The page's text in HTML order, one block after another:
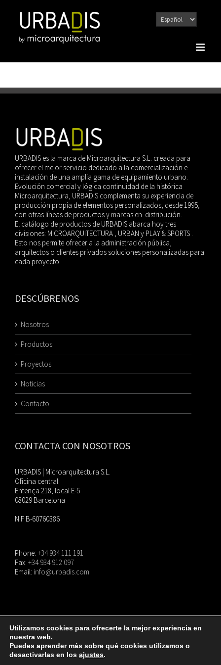
contenido
URBADIS es la marca de Microarquitectura S.L. creada para
ofrecer el mejor servicio dedicado a la comercialización e
instalación de una amplia gama de equipamiento urbano.
Evolución comercial y lógica continuidad de la histórica
Microarquitectura, URBADIS complementa su experiencia de
producción propia de elementos personalizados, desde 1995,
con otras líneas de productos y marcas en distribución.
El catálogo de productos de URBADIS abarca hoy tres
divisiones: MICROARQUITECTURA , URBAN y PLAY & SPORTS .
Esto nos permite ofrecer a la administración pública,
arquitectos o clientes privados soluciones personalizadas para
cada proyecto.
DESCÚBRENOS
Nosotros
Productos
Proyectos
Noticias
Contacto
CONTACTA CON NOSOTROS
URBADIS | Microarquitectura S.L.
Oficina central:
Entença 218, local E-5
08029 Barcelona
NIF B-60760386
Phone: +34 934 111 191
Fax: +34 934 912 097
Email: info@urbadis.com
© Copyright 2026 | URBADIS | Todos los derechos reservados. |
Política de privacidad|Política de cookies
Utilizamos cookies para ofrecerte la mejor experiencia en
nuestra web.
Puedes aprender más sobre qué cookies utilizamos o
desactivarlas en los ajustes.